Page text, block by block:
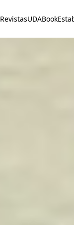
RevistasUDABook